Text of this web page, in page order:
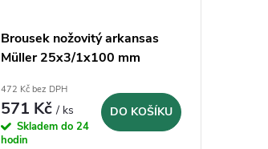
Brousek nožovitý arkansas
Müller 25x3/1x100 mm
472 Kč bez DPH
571 Kč/ ks
Skladem do 24
hodin
DO KOŠÍKU